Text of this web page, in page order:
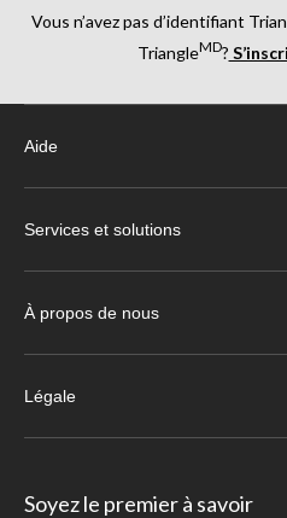
Vous n’avez pas d’identifiant
TriangleMD?
Aide
Services et solutions
À propos de nous
Légale
Soyez le premier à savoir